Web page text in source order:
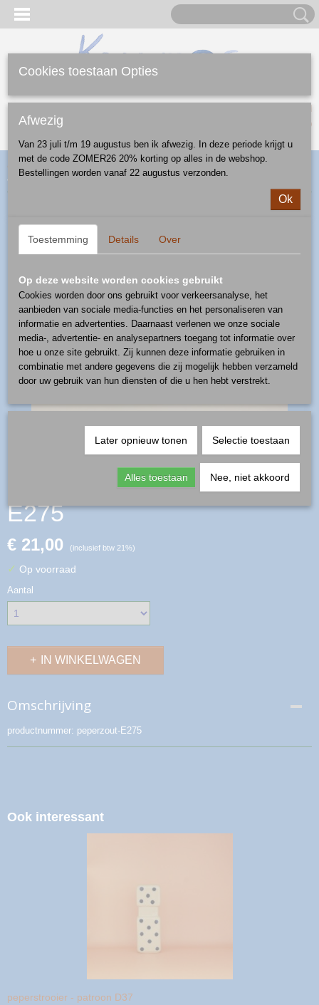
(0)
Home >Webshop>Ontbijt/Lunch/Diner>peper/zout> peper/zout
stel - patroon E275
peper/zout stel - patroon
E275
€ 21,00 (inclusief btw 21%)
✓ Op voorraad
Aantal
IN WINKELWAGEN
Omschrijving
productnummer: peperzout-E275
Ook interessant
peperstrooier - patroon D37
Cookies toestaan Opties
Afwezig
Van 23 juli t/m 19 augustus ben ik afwezig. In deze periode krijgt u
met de code ZOMER26 20% korting op alles in de webshop.
Bestellingen worden vanaf 22 augustus verzonden.
Ok
Toestemming Details Over
Op deze website worden cookies gebruikt
Cookies worden door ons gebruikt voor verkeersanalyse, het
aanbieden van sociale media-functies en het personaliseren van
informatie en advertenties. Daarnaast verlenen we onze sociale
media-, advertentie- en analysepartners toegang tot informatie over
hoe u onze site gebruikt. Zij kunnen deze informatie gebruiken in
combinatie met andere gegevens die zij mogelijk hebben verzameld
door uw gebruik van hun diensten of die u hen hebt verstrekt.
Later opnieuw tonen Selectie toestaan
Alles toestaan Nee, niet akkoord